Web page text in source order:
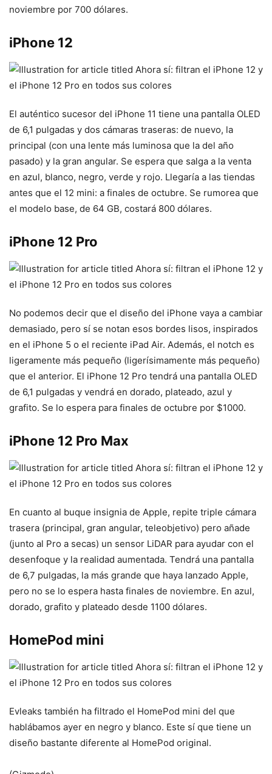
noviembre por 700 dólares.
iPhone 12
El auténtico sucesor del iPhone 11 tiene una pantalla OLED
de 6,1 pulgadas y dos cámaras traseras: de nuevo, la
principal (con una lente más luminosa que la del año
pasado) y la gran angular. Se espera que salga a la venta
en azul, blanco, negro, verde y rojo. Llegaría a las tiendas
antes que el 12 mini: a finales de octubre. Se rumorea que
el modelo base, de 64 GB, costará 800 dólares.
iPhone 12 Pro
No podemos decir que el diseño del iPhone vaya a cambiar
demasiado, pero sí se notan esos bordes lisos, inspirados
en el iPhone 5 o el reciente iPad Air. Además, el notch es
ligeramente más pequeño (ligerísimamente más pequeño)
que el anterior. El iPhone 12 Pro tendrá una pantalla OLED
de 6,1 pulgadas y vendrá en dorado, plateado, azul y
grafito. Se lo espera para finales de octubre por $1000.
iPhone 12 Pro Max
En cuanto al buque insignia de Apple, repite triple cámara
trasera (principal, gran angular, teleobjetivo) pero añade
(junto al Pro a secas) un sensor LiDAR para ayudar con el
desenfoque y la realidad aumentada. Tendrá una pantalla
de 6,7 pulgadas, la más grande que haya lanzado Apple,
pero no se lo espera hasta finales de noviembre. En azul,
dorado, grafito y plateado desde 1100 dólares.
HomePod mini
Evleaks también ha filtrado el HomePod mini del que
hablábamos ayer en negro y blanco. Este sí que tiene un
diseño bastante diferente al HomePod original.